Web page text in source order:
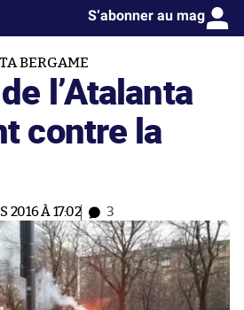
S’abonner au mag
BERGAME
l’Atalanta
contre la
2016 À 17:02 3